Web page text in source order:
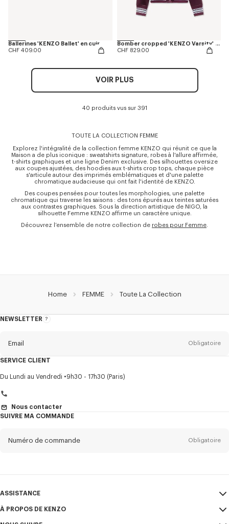
Ballerines 'KENZO Ballet' en cuir
CHF 409.00
Bomber cropped 'KENZO Varsity' en satin
CHF 829.00
VOIR PLUS
40 produits vus sur 391
TOUTE LA COLLECTION FEMME
Explorez l'intégralité de la collection femme KENZO qui réunit ce que la
Maison a de plus iconique : sweatshirts signature, robes à l'allure affirmée,
t-shirts graphiques et une ligne Denim exclusive. Des silhouettes oversize
aux coupes ajustées, des hoodies aux t-shirts crop tops, chaque pièce
s'articule autour des imprimés emblématiques et d'une palette
chromatique audacieuse qui ont fait l'identité de KENZO.
Des coupes pensées pour toutes les morphologies, une palette
chromatique qui traverse les saisons : des tons épurés aux teintes saturées
aux contrastes graphiques. Sous la direction artistique de NIGO, la
silhouette Femme KENZO affirme un caractère unique.
Découvrez l’ensemble de notre collection de robes pour Femme
Home FEMME Toute La Collection
NEWSLETTER
A
Email Obligatoire
Titre Obligatoire
SERVICE CLIENT
Du Lundi au Vendredi 9h30 - 17h30 (Paris)
Nous contacter
SUIVRE MA COMMANDE
Numéro de commande Obligatoire
ASSISTANCE
Mon compte
À PROPOS DE KENZO